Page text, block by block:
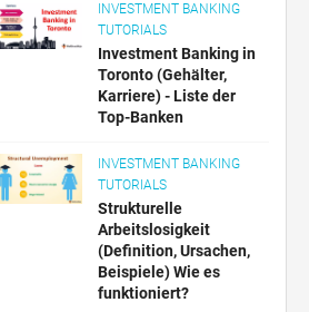
INVESTMENT BANKING
TUTORIALS
Investment Banking in
Toronto (Gehälter,
Karriere) - Liste der
Top-Banken
INVESTMENT BANKING
TUTORIALS
Strukturelle
Arbeitslosigkeit
(Definition, Ursachen,
Beispiele) Wie es
funktioniert?